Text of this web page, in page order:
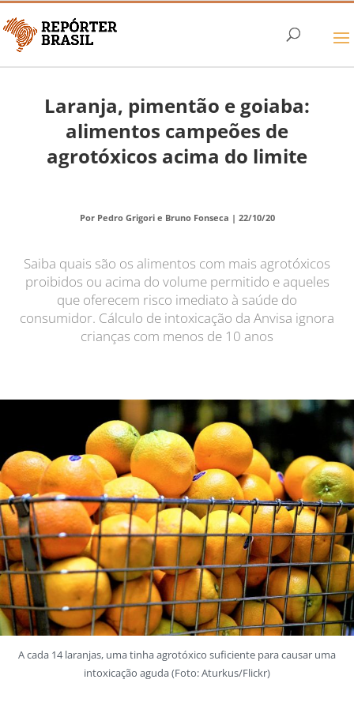
Laranja, pimentão e goiaba:
alimentos campeões de
agrotóxicos acima do limite
Por Pedro Grigori e Bruno Fonseca | 22/10/20
Saiba quais são os alimentos com mais agrotóxicos
proibidos ou acima do volume permitido e aqueles
que oferecem risco imediato à saúde do
consumidor. Cálculo de intoxicação da Anvisa ignora
crianças com menos de 10 anos
A cada 14 laranjas, uma tinha agrotóxico suficiente para causar uma
intoxicação aguda (Foto: Aturkus/Flickr)